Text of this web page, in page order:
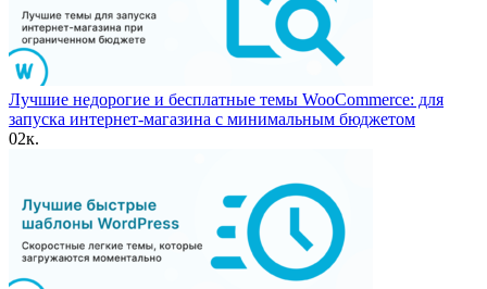
Лучшие недорогие и бесплатные темы WooCommerce: для
запуска интернет-магазина с минимальным бюджетом
02к.